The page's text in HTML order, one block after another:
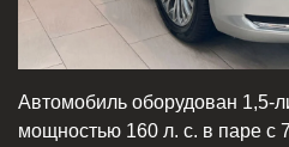
Автомобиль оборудован 1,5-
мощностью 160 л. с. в паре с